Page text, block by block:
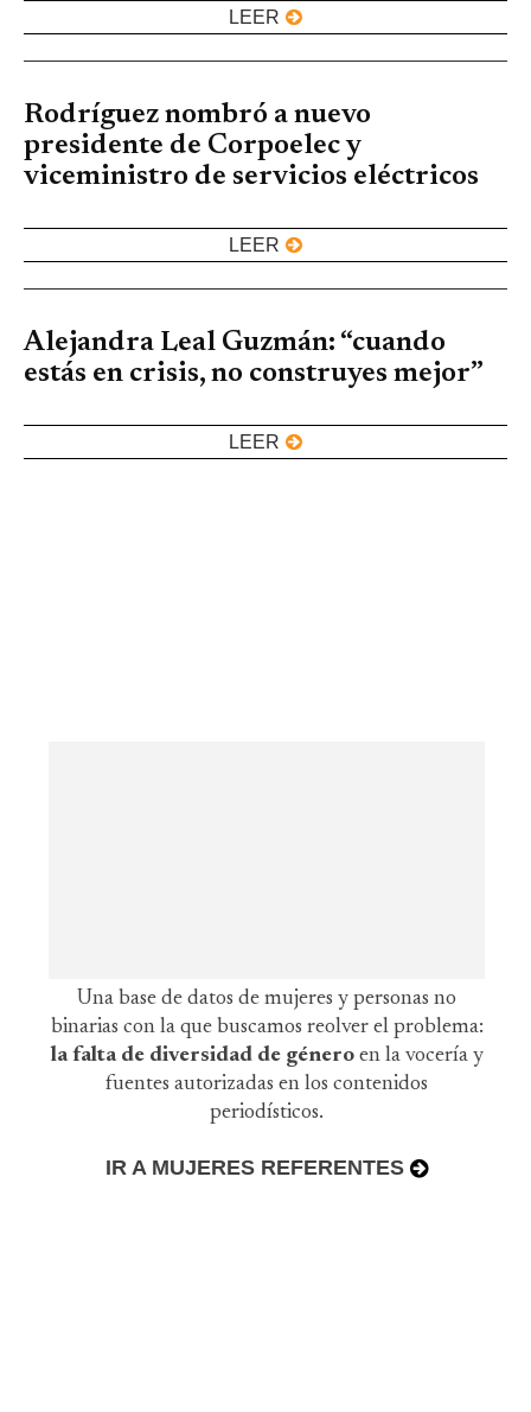
LEER
Rodríguez nombró a nuevo
presidente de Corpoelec y
viceministro de servicios eléctricos
LEER
Alejandra Leal Guzmán: “cuando
estás en crisis, no construyes mejor”
LEER
Una base de datos de mujeres y personas no
binarias con la que buscamos reolver el problema:
la falta de diversidad de género en la vocería y
fuentes autorizadas en los contenidos
periodísticos.
IR A MUJERES REFERENTES